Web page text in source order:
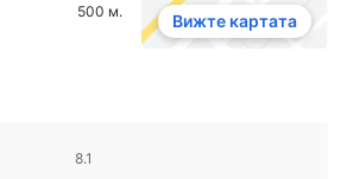
500 м.
Вижте картата
8.1